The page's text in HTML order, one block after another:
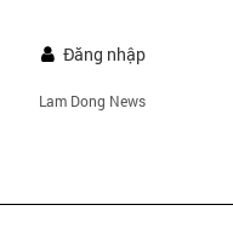
Đăng nhập
Lam Dong News